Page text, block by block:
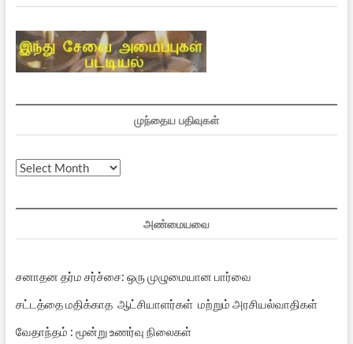
முந்தைய பதிவுகள்
முந்தைய
அண்மையவை
சனாதன தர்ம சர்ச்சை: ஒரு முழுமையான பார்வை
சட்டத்தை மதிக்காத ஆட்சியாளர்கள் மற்றும் அரசியல்வாதிகள்
வேதாந்தம் : மூன்று உணர்வு நிலைகள்